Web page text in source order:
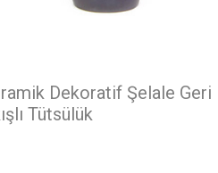
Buhurdanlık Metal Çiçek
Model